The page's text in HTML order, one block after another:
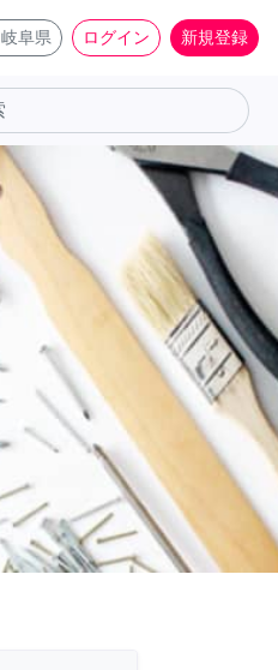
岐阜県 ログイン 新規登録